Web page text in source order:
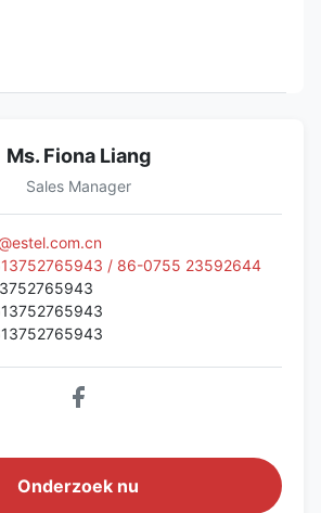
Ms. Fiona Liang
Sales Manager
/ 86-0755 23592644
Onderzoek nu